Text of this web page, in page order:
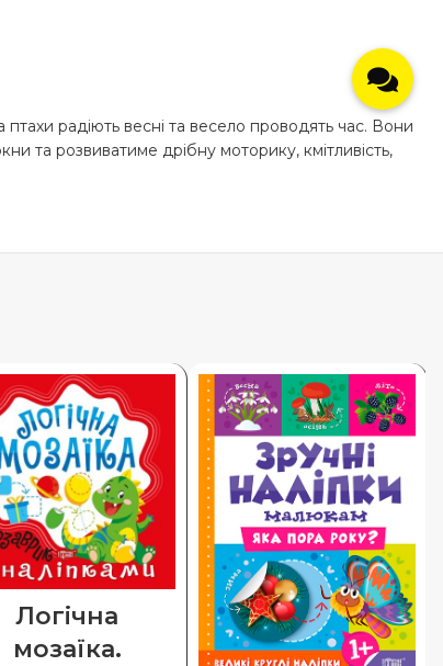
птахи радіють весні та весело проводять час. Вони
та розвиватиме дрібну моторику, кмітливість,
Логічна
мозаїка.